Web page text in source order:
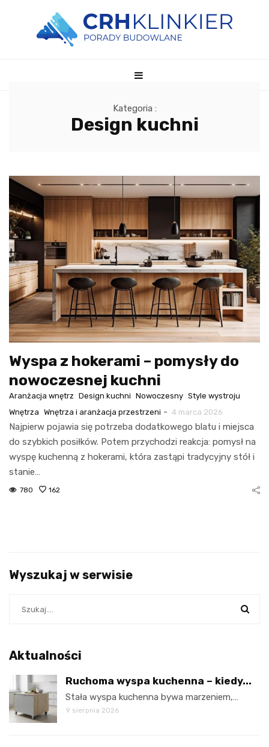
Kategoria :
Design kuchni
Wyspa z hokerami – pomysły do
nowoczesnej kuchni
Aranżacja wnętrz Design kuchni Nowoczesny Style wystroju
Wnętrza Wnętrza i aranżacja przestrzeni - 4 marca 2026
Najpierw pojawia się potrzeba dodatkowego blatu i miejsca
do szybkich posiłków. Potem przychodzi reakcja: pomysł na
wyspę kuchenną z hokerami, która zastąpi tradycyjny stół i
stanie…
780 162
Wyszukaj w serwisie
Aktualności
Ruchoma wyspa kuchenna – kiedy...
Stała wyspa kuchenna bywa marzeniem,…
9 sierpnia 2026